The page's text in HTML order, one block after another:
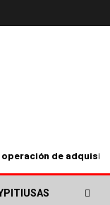
operación de